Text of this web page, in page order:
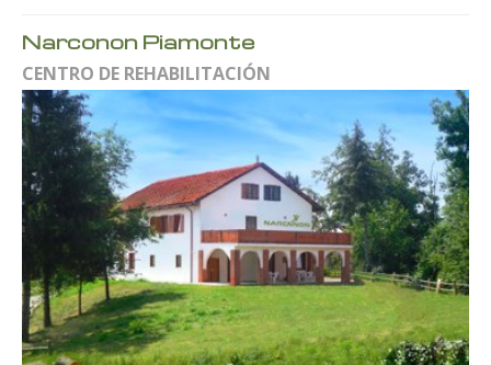
Narconon Piamonte
CENTRO DE REHABILITACIÓN